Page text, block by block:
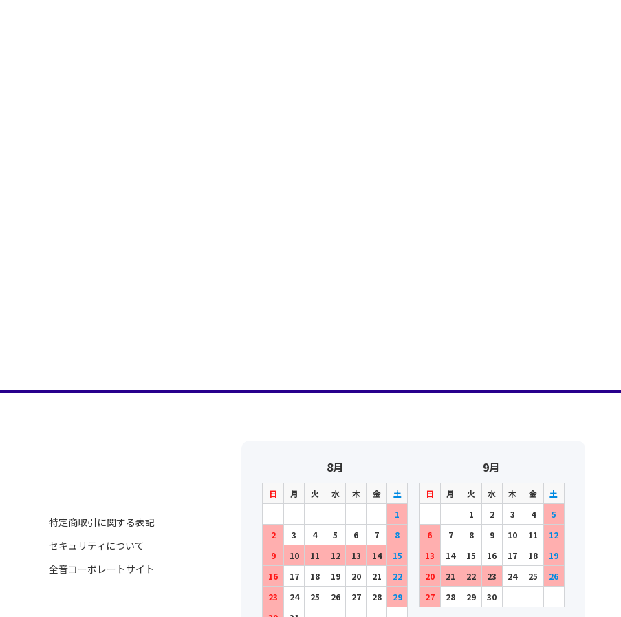
特定商取引に関する表記
セキュリティについて
全音コーポレートサイト
8月
日 月 火 水 木 金
土
1
2
3 4 5 6 7
8
9
10 11 12 13 14
15
16
17 18 19 20 21
22
23
24 25 26 27 28
29
9月
日 月 火 水 木 金
土
1
2 3 4
5
6
7 8 9 10 11
12
13
14 15 16 17 18
19
20
21 22 23 24 25
26
27
28 29 30